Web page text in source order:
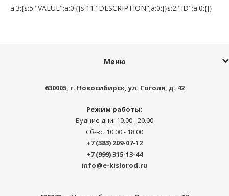
a:3:{s:5:"VALUE";a:0:{}s:11:"DESCRIPTION";a:0:{}s:2:"ID";a:0:{}}
Меню
630005, г. Новосибирск,ул. Гоголя, д. 42
Режим работы:
Будние дни: 10.00 - 20.00
Сб-вс: 10.00 - 18.00
+7 (383) 209-07-12
+7 (999) 315-13-44
info@e-kislorod.ru